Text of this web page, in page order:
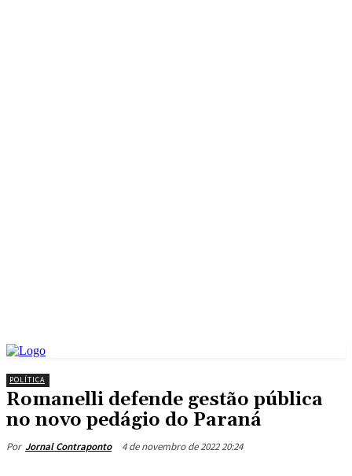
POLÍTICA
Romanelli defende gestão pública
no novo pedágio do Paraná
Por Jornal Contraponto 4 de novembro de 2022 20:24